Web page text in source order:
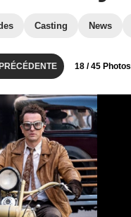
Casting News
PRÉCÉDENTE 18 / 45 Photos